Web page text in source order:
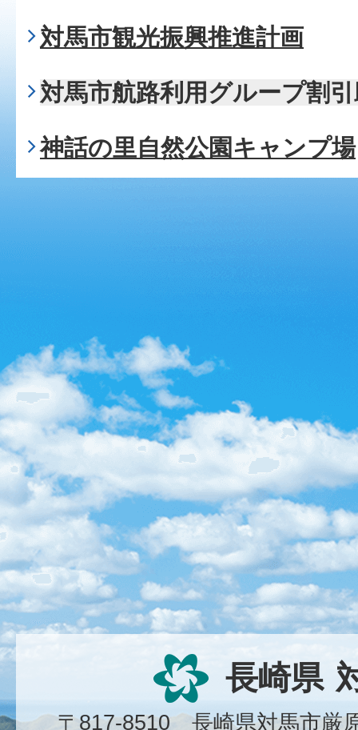
対馬市観光振興推進計画
対馬市航路利用グループ割
神話の里自然公園キャンプ場
長崎県
〒817-8510 長崎県対馬市